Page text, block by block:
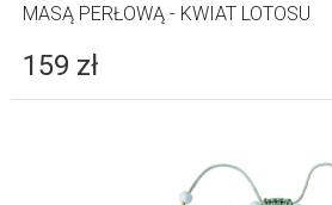
MASĄ PERŁOWĄ - KWIAT LOTOSU
159 zł